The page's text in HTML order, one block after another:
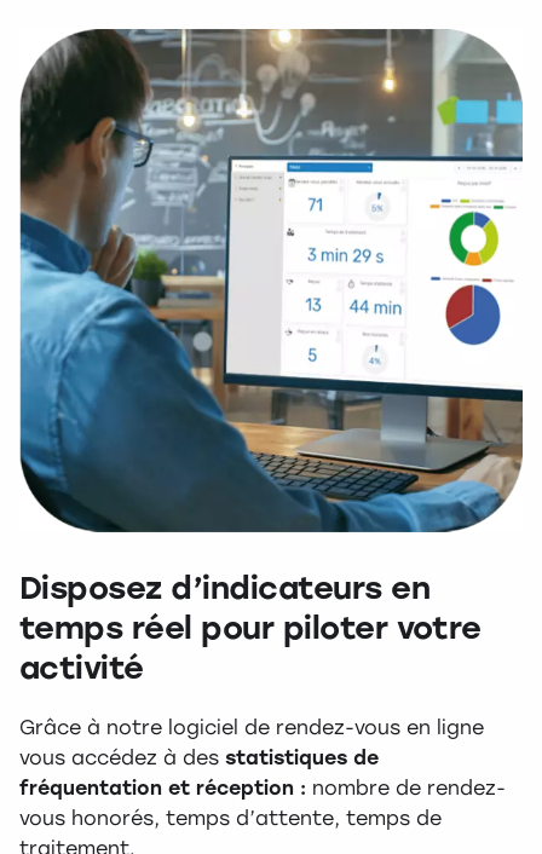
Disposez d’indicateurs en
temps réel pour piloter votre
activité
Grâce à notre logiciel de rendez-vous en ligne
vous accédez à des statistiques de
fréquentation et réception : nombre de rendez-
vous honorés, temps d’attente, temps de
traitement.